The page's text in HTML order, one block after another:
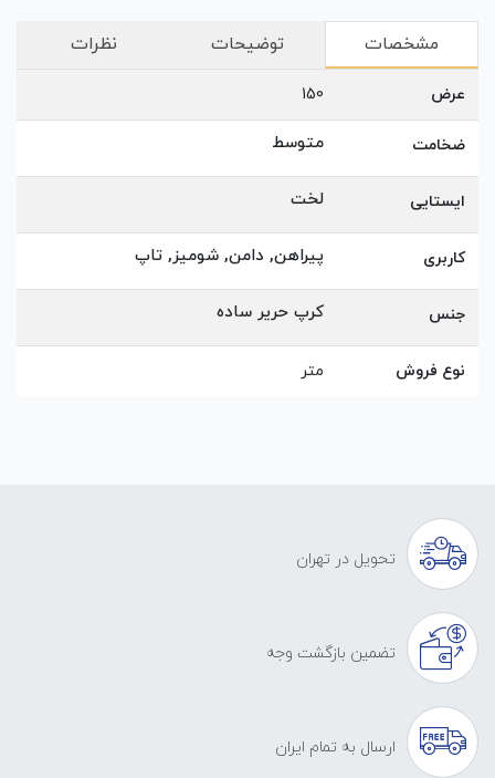
مشخصات توضیحات نظرات
عرض 150
ضخامت متوسط
ایستایی لخت
کاربری پیراهن, دامن, شومیز, تاپ
جنس کرپ حریر ساده
نوع فروش متر
تحویل در تهران
تضمین بازگشت وجه
ارسال به تمام ایران